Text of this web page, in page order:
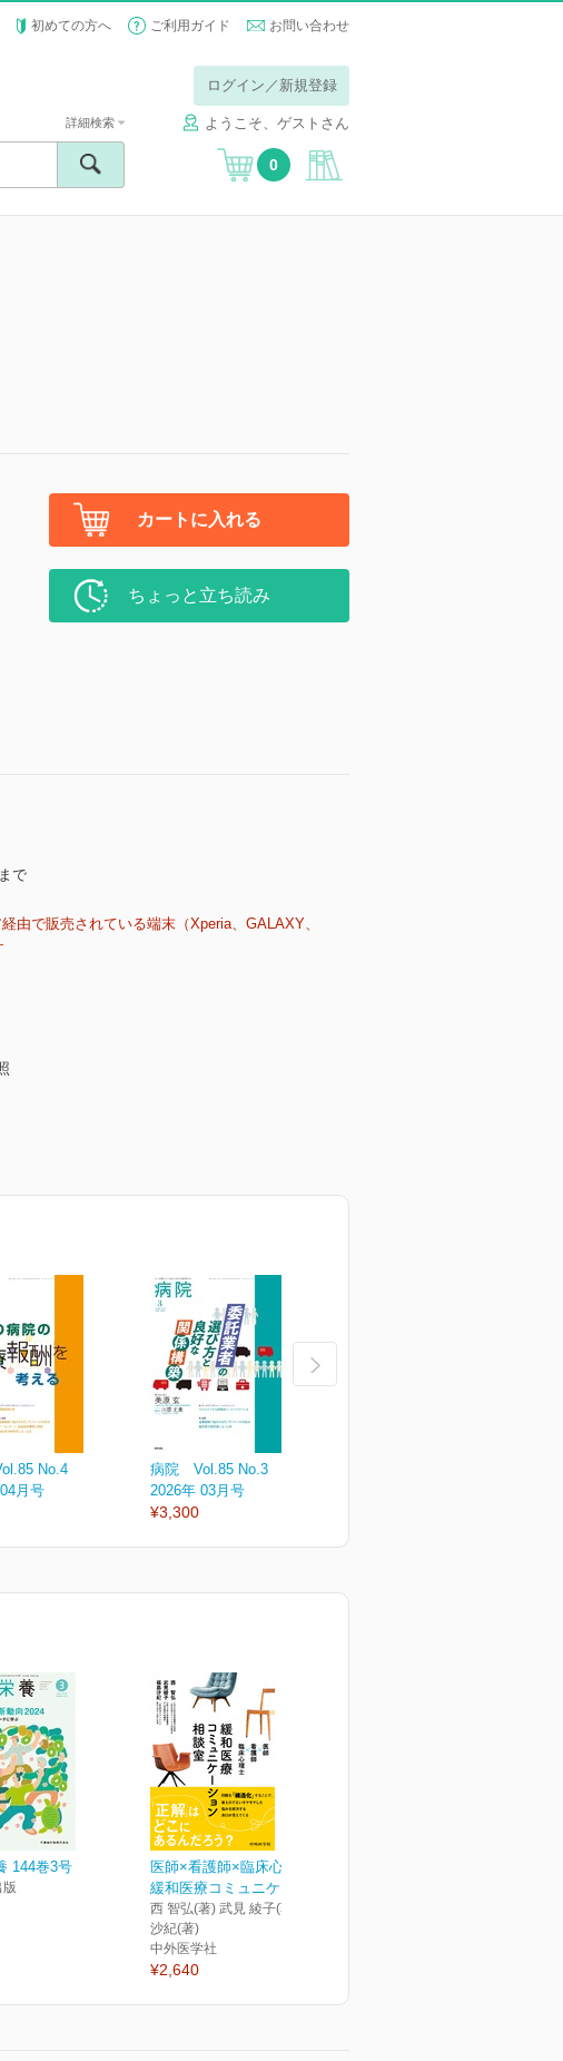
初めての方へ ご利用ガイド お問い合わせ
ログイン／新規登録
ようこそ、ゲストさん
詳細検索
0
カートに入れる
ちょっと立ち読み
で
由で販売されている端末（Xperia、GALAXY、
No.4
月号
病院 Vol.85 No.3
2026年 03月号
¥3,300
144巻3号
版
医師×看護師×臨床心理士
緩和医療コミュニケーシ...
西 智弘(著) 武見 綾子(著) 福島
沙紀(著)
中外医学社
¥2,640